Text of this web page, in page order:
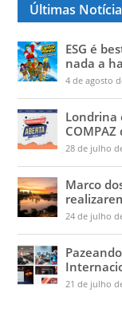
Últimas
ESG é
nada a
4 de agosto
Londrina
28 de julho
Marco
24 de julho
21 de julho